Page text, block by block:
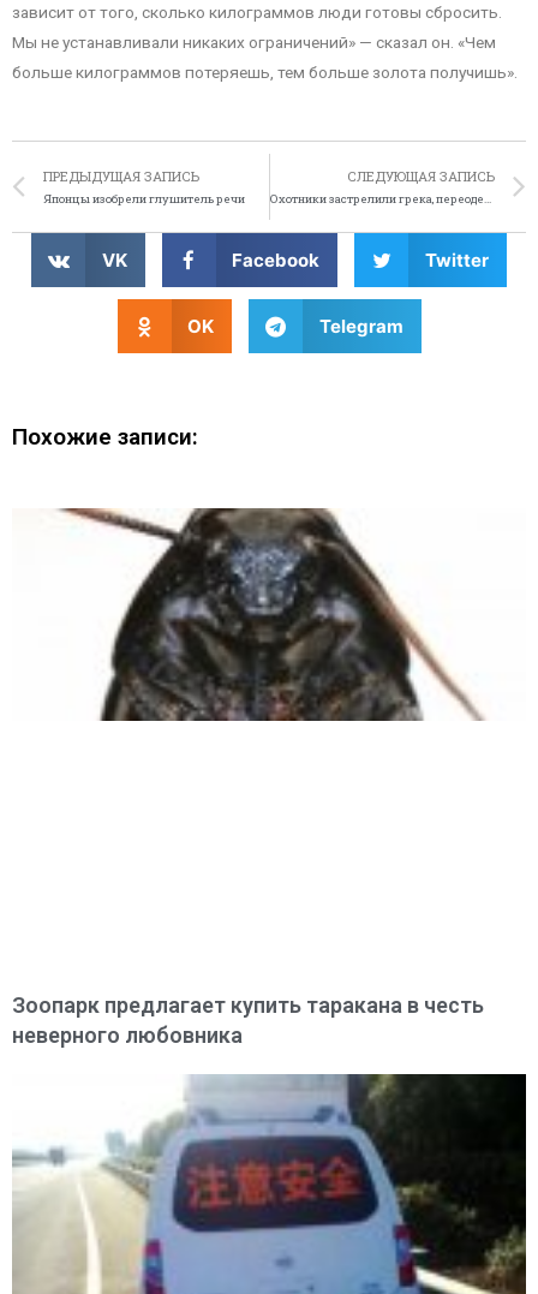
зависит от того, сколько килограммов люди готовы сбросить.
Мы не устанавливали никаких ограничений» — сказал он. «Чем
больше килограммов потеряешь, тем больше золота получишь».
ПРЕДЫДУЩАЯ ЗАПИСЬ
Японцы изобрели глушитель речи
СЛЕДУЮЩАЯ ЗАПИСЬ
Охотники застрелили грека, переодетого в козлиную шкуру
VK Facebook Twitter
OK Telegram
Похожие записи:
Зоопарк предлагает купить таракана в честь
неверного любовника